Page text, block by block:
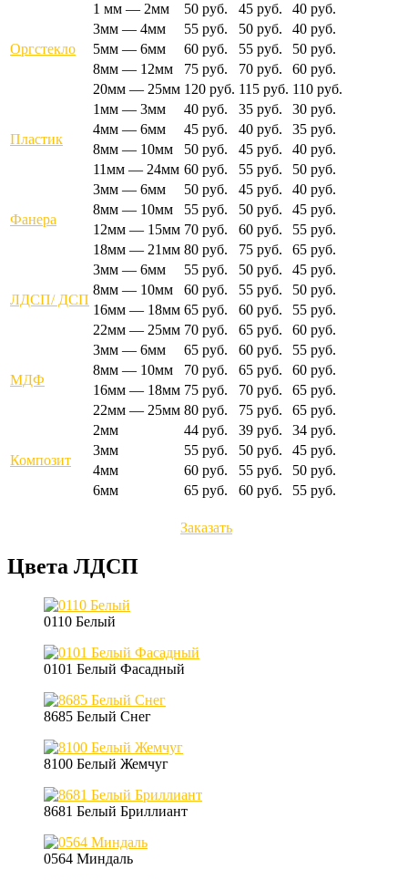
Оргстекло
1 мм — 2мм 50 руб. 45 руб.
40 руб.
3мм — 4мм
55 руб. 50 руб.
40 руб.
5мм — 6мм
60 руб. 55 руб.
50 руб.
8мм — 12мм
75 руб. 70 руб.
60 руб.
20мм — 25мм 120 руб. 115 руб. 110 руб.
Пластик
1мм — 3мм 40 руб. 35 руб.
30 руб.
4мм — 6мм
45 руб. 40 руб.
35 руб.
8мм — 10мм
50 руб. 45 руб.
40 руб.
11мм — 24мм 60 руб. 55 руб. 50 руб.
Фанера
3мм — 6мм 50 руб. 45 руб.
40 руб.
8мм — 10мм
55 руб. 50 руб.
45 руб.
12мм — 15мм 70 руб. 60 руб.
55 руб.
18мм — 21мм 80 руб. 75 руб. 65 руб.
ЛДСП/ ДСП
3мм — 6мм 55 руб. 50 руб.
45 руб.
8мм — 10мм
60 руб. 55 руб.
50 руб.
16мм — 18мм 65 руб. 60 руб.
55 руб.
22мм — 25мм 70 руб. 65 руб. 60 руб.
МДФ
3мм — 6мм 65 руб. 60 руб.
55 руб.
8мм — 10мм
70 руб. 65 руб.
60 руб.
16мм — 18мм 75 руб. 70 руб.
65 руб.
22мм — 25мм 80 руб. 75 руб. 65 руб.
Композит
2мм 44 руб. 39 руб.
34 руб.
3мм
55 руб. 50 руб.
45 руб.
4мм
60 руб. 55 руб.
50 руб.
6мм
65 руб. 60 руб. 55 руб.
Заказать
Цвета ЛДСП
0110 Белый
0101 Белый Фасадный
8685 Белый Снег
8100 Белый Жемчуг
8681 Белый Бриллиант
0564 Миндаль